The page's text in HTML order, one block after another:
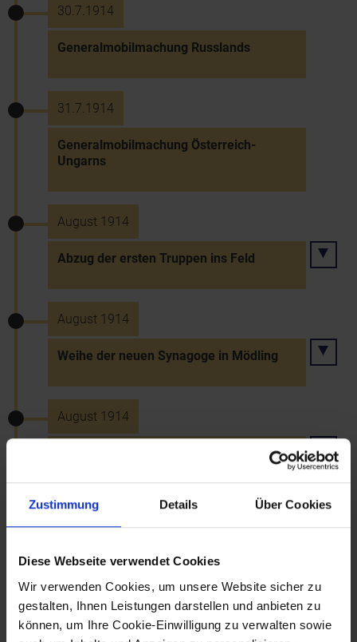
Zustimmung Details Über Cookies
Diese Webseite verwendet Cookies
Wir verwenden Cookies, um unsere Website sicher zu
gestalten, Ihnen Leistungen darstellen und anbieten zu
können, um Ihre Cookie-Einwilligung zu verwalten sowie
30.7.1914
Generalmobilmachung Russlands
31.7.1914
Generalmobilmachung Österreich-
Ungarns
August 1914
Abzug der ersten Truppen ins Feld
August 1914
Weihe der neuen Synagoge in Mödling
August 1914
Weihe der Synagoge in Klosterneuburg
1.8.1914
Rußland
3.8.1914